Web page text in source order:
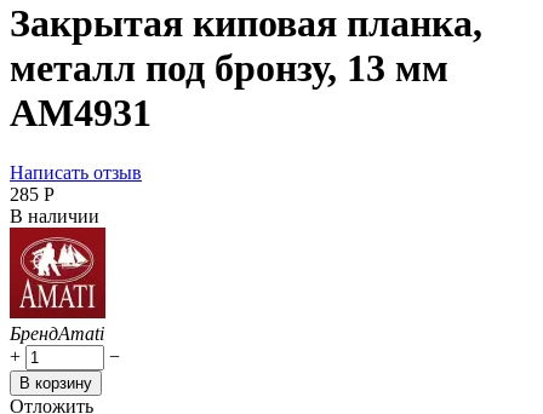
Закрытая киповая планка,
металл под бронзу, 13 мм
AM4931
Написать отзыв
‍285‍ Р
В наличии
БрендAmati
+
−
В корзину
Отложить